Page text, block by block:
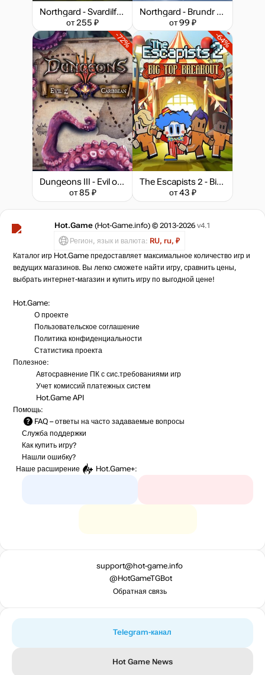
Northgard - Svardilfari, Clan of the Horse
от 255 ₽
Northgard - Brundr & Kaelinn, Clan of the Lynx
от 99 ₽
-72%
Dungeons III - Evil of the Caribbean
от 85 ₽
-64%
The Escapists 2 - Big Top Breakout
от 43 ₽
Hot.Game (Hot-Game.info) © 2013-2026 v4.1
Регион, язык и валюта: RU, ru, ₽
Каталог игр Hot.Game предоставляет максимальное количество игр и
ведущих магазинов. Вы легко сможете найти игру, сравнить цены,
выбрать интернет-магазин и купить игру по выгодной цене!
Hot.Game:
О проекте
Пользовательское соглашение
Политика конфиденциальности
Статистика проекта
Полезное:
Автосравнение ПК с сис.требованиями игр
Учет комиссий платежных систем
Hot.Game API
Помощь:
FAQ – ответы на часто задаваемые вопросы
Служба поддержки
Как купить игру?
Нашли ошибку?
Наше расширение
Hot.Game+:
support@hot-game.info
@HotGameTGBot
Обратная связь
Telegram-канал
Hot Game News